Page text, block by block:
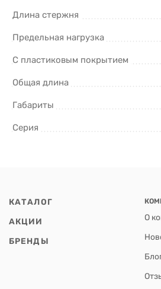
Длина стержня
Предельная нагрузка
С пластиковым покрытием
Общая длина
Габариты
Серия
КАТАЛОГ
АКЦИИ
БРЕНДЫ
О